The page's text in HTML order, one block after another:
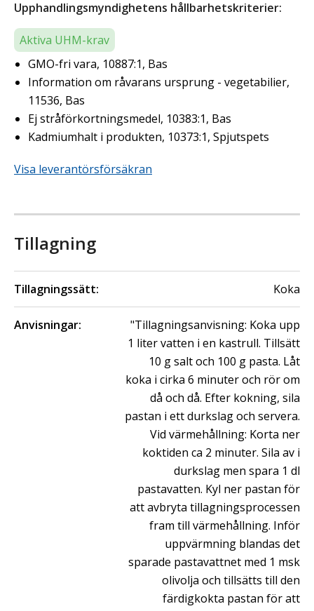
Upphandlingsmyndighetens hållbarhetskriterier:
Aktiva UHM-krav
GMO-fri vara, 10887:1, Bas
Information om råvarans ursprung - vegetabilier,
11536, Bas
Ej stråförkortningsmedel, 10383:1, Bas
Kadmiumhalt i produkten, 10373:1, Spjutspets
Visa leverantörsförsäkran
Tillagning
Tillagningssätt: Koka
Anvisningar:
"Tillagningsanvisning: Koka upp
1 liter vatten i en kastrull. Tillsätt
10 g salt och 100 g pasta. Låt
koka i cirka 6 minuter och rör om
då och då. Efter kokning, sila
pastan i ett durkslag och servera.
Vid värmehållning: Korta ner
koktiden ca 2 minuter. Sila av i
durkslag men spara 1 dl
pastavatten. Kyl ner pastan för
att avbryta tillagningsprocessen
fram till värmehållning. Inför
uppvärmning blandas det
sparade pastavattnet med 1 msk
olivolja och tillsätts till den
färdigkokta pastan för att